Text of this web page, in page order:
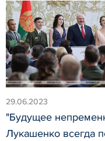
29.06.2023
"Будущее
Лукашенко всегда